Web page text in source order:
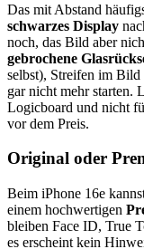
Das mit Abstand
schwarzes Display
noch, das Bild aber
gebrochene
selbst), Streifen im Bild
gar nicht mehr starten.
Logicboard und nicht
vor dem Preis.
Original oder
Beim iPhone 16e
einem hochwertigen
bleiben Face ID, True
es erscheint kein